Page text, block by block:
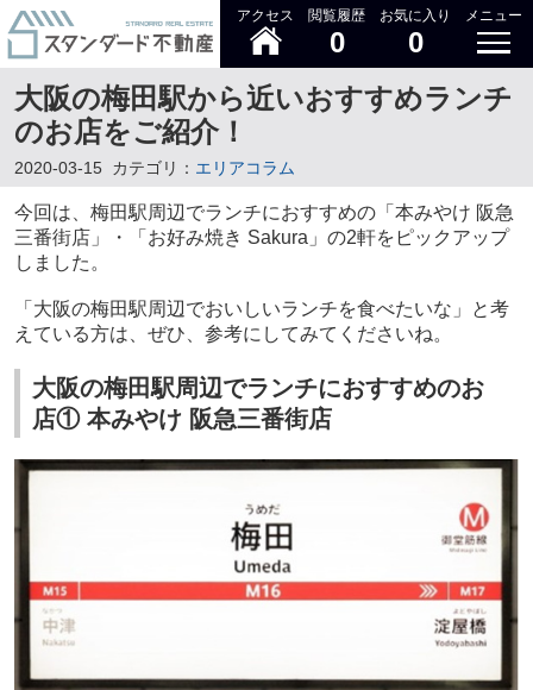
アクセス 閲覧履歴
0
お気に入り
0
メニュー
大阪の梅田駅から近いおすすめランチ
のお店をご紹介！
2020-03-15 カテゴリ： エリアコラム
今回は、梅田駅周辺でランチにおすすめの「本みやけ 阪急
三番街店」・「お好み焼き Sakura 」の2軒をピックアップ
しました。
「大阪の梅田駅周辺でおいしいランチを食べたいな」と考
えている方は、ぜひ、参考にしてみてくださいね。
大阪の梅田駅周辺でランチにおすすめのお
店① 本みやけ 阪急三番街店